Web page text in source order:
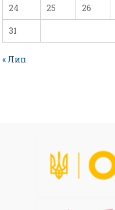
24 25 26
31
« Лип